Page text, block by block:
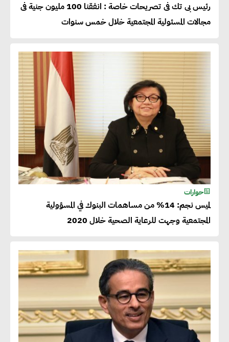
رئيس بى تك فى تصريحات خاصة : انفقنا 100 مليون جنية فى
مجالات المسئولية المجتمعية خلال خمس سنوات
حوارات
لميس نجم: 14% من مساهمات البنوك في المسؤولية
المجتمعية وجهت للرعاية الصحية خلال 2020